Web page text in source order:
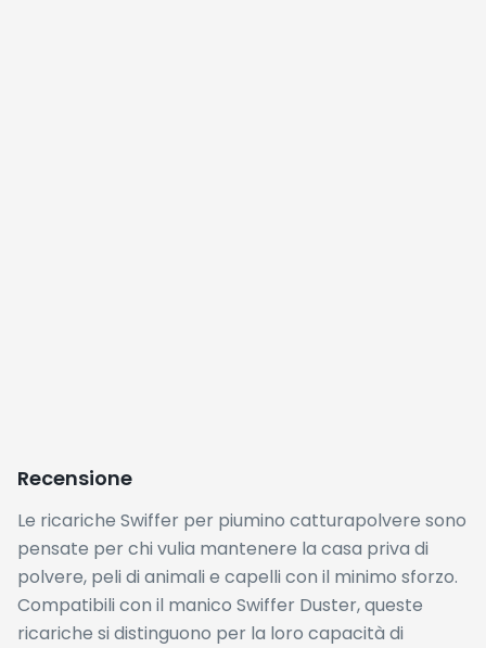
Recensione
Le ricariche Swiffer per piumino catturapolvere sono
pensate per chi vulia mantenere la casa priva di
polvere, peli di animali e capelli con il minimo sforzo.
Compatibili con il manico Swiffer Duster, queste
ricariche si distinguono per la loro capacità di